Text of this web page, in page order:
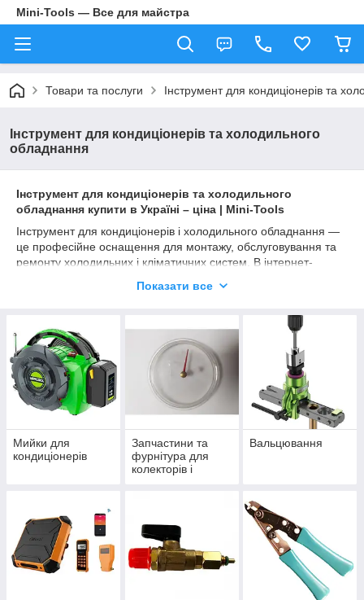
Mini-Tools — Все для майстра
Товари та послуги Інструмент для кондиціонерів та
Інструмент для кондиціонерів та холодильного
обладнання
Інструмент для кондиціонерів та холодильного
обладнання купити в Україні – ціна | Mini-Tools
Інструмент для кондиціонерів і холодильного обладнання —
це професійне оснащення для монтажу, обслуговування та
ремонту холодильних і кліматичних систем. В інтернет-
за вигідними цінами з доставкою по всій
У каталозі представлені:
вакуумметри та манометри
колектори заправні (манометричні станції)
вальцовки та труборасширювачі
труборізи та трубогиби
інструмент для заправки автокондиціонерів
ваги електронні для фреону
ключі вентильні та для золотників
вентилі, проколки, ремкомплекти
горілки та зварювальне обладнання
Цей інструмент використовується для роботи з фреоном,
монтажу трубопроводів та перевірки герметичності систем.
Показати все
Мийки для
кондиціонерів
Запчастини та
фурнітура для
колекторів і
Вальцювання